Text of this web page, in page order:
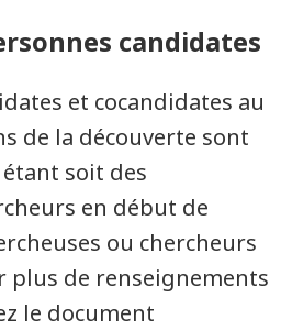
candidates
et cocandidates au
de la découverte sont
soit des
en début de
ou chercheurs
plus de renseignements
le document